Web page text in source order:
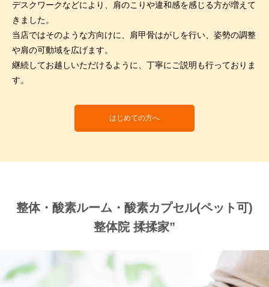
デスクワークなどにより、 肩のこりや違和感を感じる方が増えて
きました。
当店ではそのような方向けに、肩甲骨はがしを行い、 姿勢の調整
や肩の可動域を広げます。
継続してお越しいただけるように、 丁寧にご説明も行っておりま
す。
はじめての方へ
整体・酸素ルーム・酸素カプセル(ペット可)
整体院 揉揉家”